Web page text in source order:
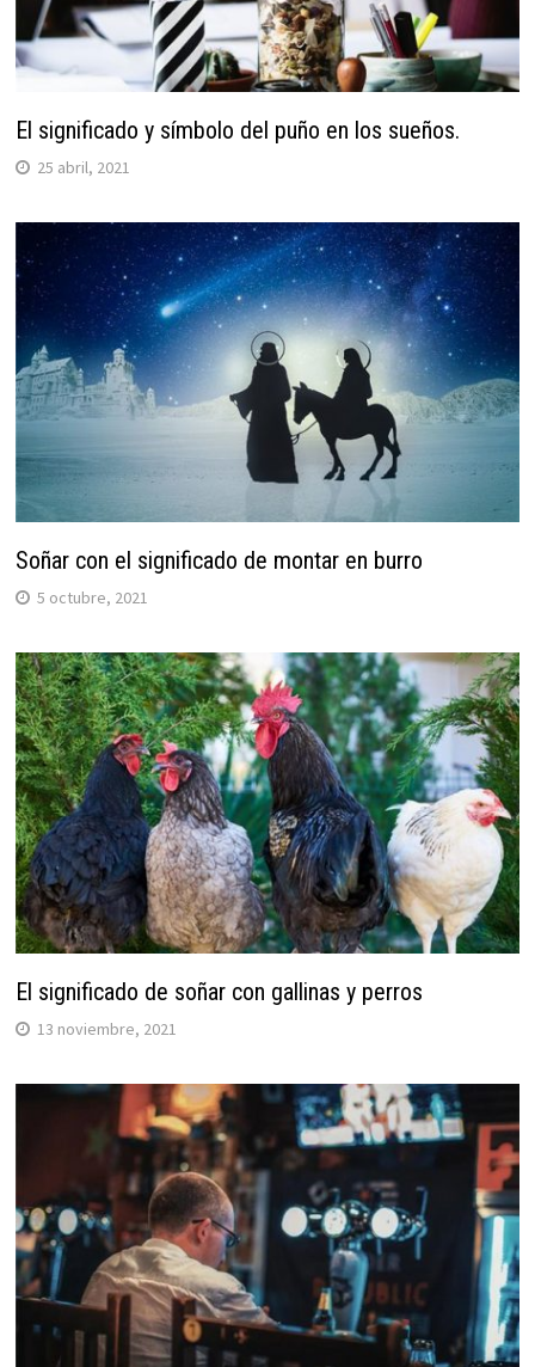
El significado y símbolo del puño en los sueños.
25 abril, 2021
Soñar con el significado de montar en burro
5 octubre, 2021
El significado de soñar con gallinas y perros
13 noviembre, 2021